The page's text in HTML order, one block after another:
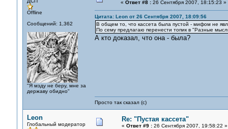
Offline
Сообщений: 1,362
"Я мзду не беру, мне за
державу обидно"
« Ответ #8 :26 Сентября 2007, 18:15:23 »
Цитата: Leon от 26 Сентября 2007, 18:09:56
В общем то, что кассета была пустой - мифом не
По сему предлагаю перенести топик в "Разные
А кто доказал, что она - была?
Просто так сказал (с)
Leon
Глобальный модератор
Re: "Пустая кассета"
« Ответ #9 :26 Сентября 2007, 19:58:22 »